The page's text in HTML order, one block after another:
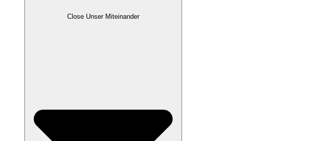
Close Unser Miteinander